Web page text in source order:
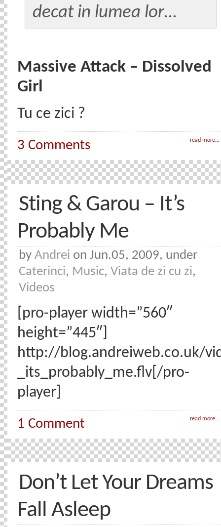
decat in lumea lor…
Massive Attack – Dissolved
Girl
Tu ce zici ?
read more...
3 Comments
Sting & Garou – It’s
Probably Me
by Andrei on Jun.05, 2009, under
Caterinci, Music, Viata de zi cu zi,
Videos
[pro-player width=”560″
height=”445″]
http://blog.andreiweb.co.uk/
_its_probably_me.flv[/pro-
player]
read more...
1 Comment
Don’t Let Your Dreams
Fall Asleep